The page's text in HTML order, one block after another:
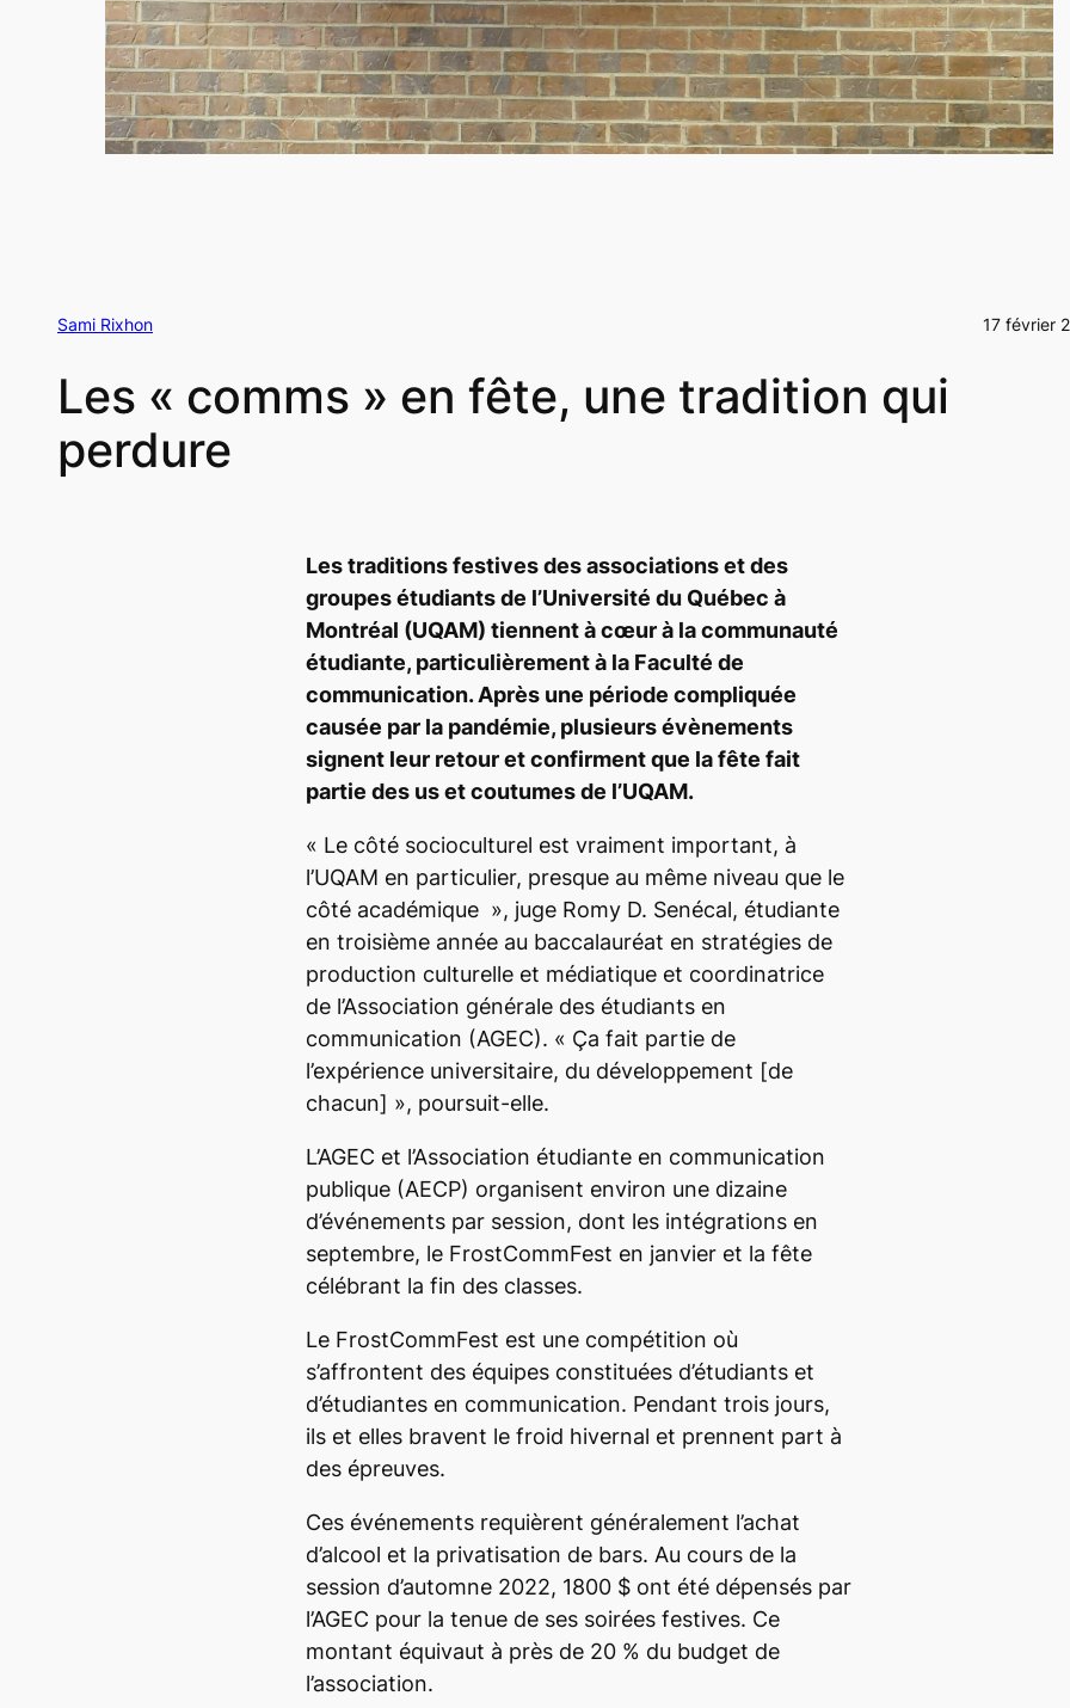
Sami Rixhon 17 février
Les « comms » en fête, une tradition qui
perdure
Les traditions festives des associations et des
groupes étudiants de l’Université du Québec à
Montréal (UQAM) tiennent à cœur à la communauté
étudiante, particulièrement à la Faculté de
communication. Après une période compliquée
causée par la pandémie, plusieurs évènements
signent leur retour et confirment que la fête fait
partie des us et coutumes de l’UQAM.
« Le côté socioculturel est vraiment important, à
l’UQAM en particulier, presque au même niveau que le
côté académique », juge Romy D. Senécal, étudiante
en troisième année au baccalauréat en stratégies de
production culturelle et médiatique et coordinatrice
de l’Association générale des étudiants en
communication (AGEC). « Ça fait partie de
l’expérience universitaire, du développement [de
chacun] », poursuit-elle.
L’AGEC et l’Association étudiante en communication
publique (AECP) organisent environ une dizaine
d’événements par session, dont les intégrations en
septembre, le FrostCommFest en janvier et la fête
célébrant la fin des classes.
Le FrostCommFest est une compétition où
s’affrontent des équipes constituées d’étudiants et
d’étudiantes en communication. Pendant trois jours,
ils et elles bravent le froid hivernal et prennent part à
des épreuves.
Ces événements requièrent généralement l’achat
d’alcool et la privatisation de bars. Au cours de la
session d’automne 2022, 1800 $ ont été dépensés par
l’AGEC pour la tenue de ses soirées festives. Ce
montant équivaut à près de 20 % du budget de
l’association.